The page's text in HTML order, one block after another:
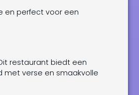
en perfect voor een
restaurant biedt een
met verse en smaakvolle